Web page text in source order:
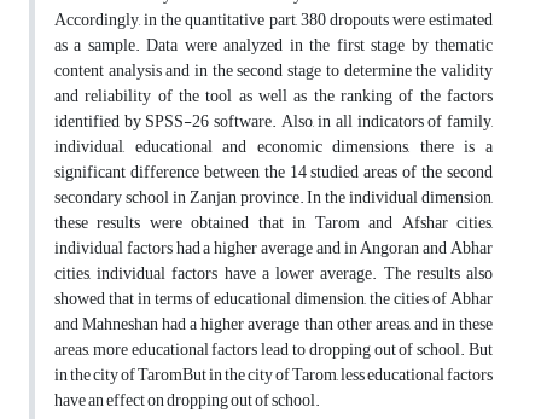
Accordingly, in the quantitative part, 380 dropouts were estimated
as a sample. Data were analyzed in the first stage by thematic
content analysis and in the second stage to determine the validity
and reliability of the tool as well as the ranking of the factors
identified by SPSS-26 software. Also, in all indicators of family,
individual, educational and economic dimensions, there is a
significant difference between the 14 studied areas of the second
secondary school in Zanjan province. In the individual dimension,
these results were obtained that in Tarom and Afshar cities,
individual factors had a higher average and in Angoran and Abhar
cities, individual factors have a lower average. The results also
showed that in terms of educational dimension, the cities of Abhar
and Mahneshan had a higher average than other areas, and in these
areas, more educational factors lead to dropping out of school. But
in the city of TaromBut in the city of Tarom, less educational factors
have an effect on dropping out of school.